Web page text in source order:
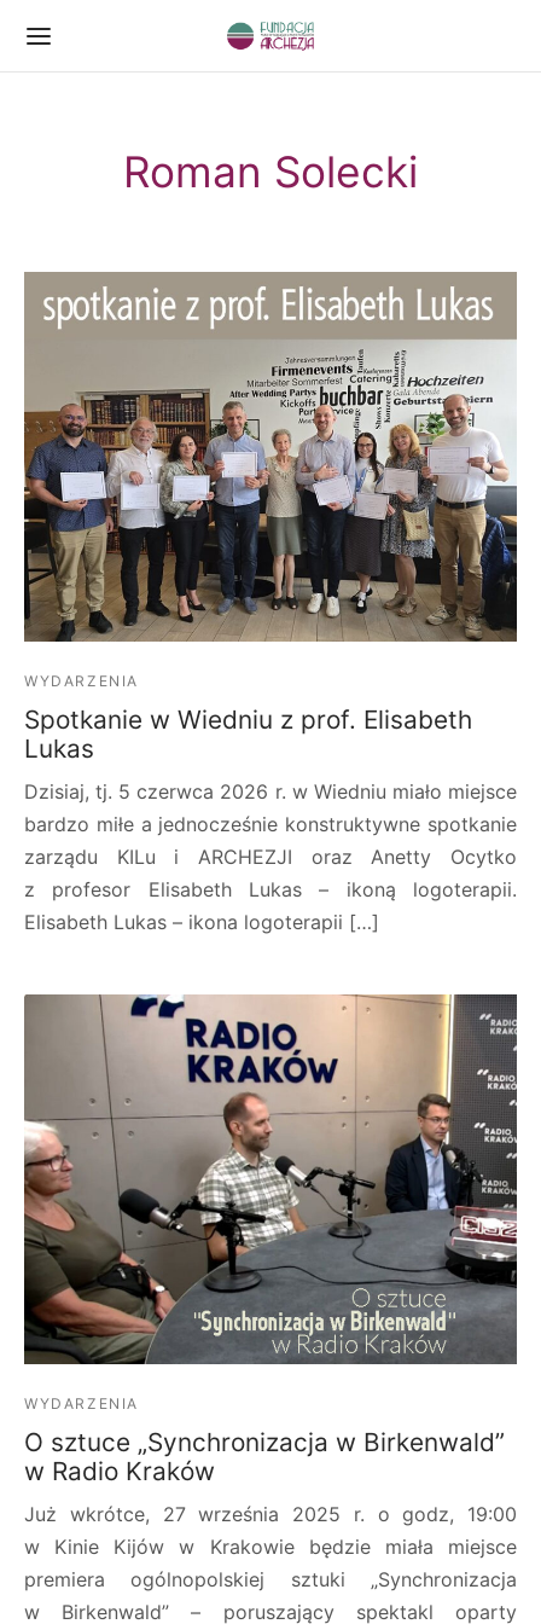
Roman Solecki
WYDARZENIA
Spotkanie w Wiedniu z prof. Elisabeth
Lukas
Dzisiaj, tj. 5 czerwca 2026 r. w Wiedniu miało miejsce
bardzo miłe a jednocześnie konstruktywne spotkanie
zarządu KILu i ARCHEZJI oraz Anetty Ocytko
z profesor Elisabeth Lukas – ikoną logoterapii.
Elisabeth Lukas – ikona logoterapii […]
WYDARZENIA
O sztuce „Synchronizacja w Birkenwald”
w Radio Kraków
Już wkrótce, 27 września 2025 r. o godz, 19:00
w Kinie Kijów w Krakowie będzie miała miejsce
premiera ogólnopolskiej sztuki „Synchronizacja
w Birkenwald” – poruszający spektakl oparty